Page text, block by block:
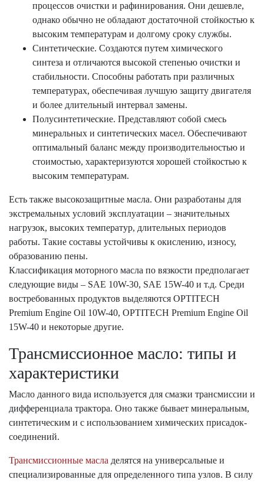
процессов очистки и рафинирования. Они дешевле,
однако обычно не обладают достаточной стойкостью к
высоким температурам и долгому сроку службы.
Синтетические. Создаются путем химического
синтеза и отличаются высокой степенью очистки и
стабильности. Способны работать при различных
температурах, обеспечивая лучшую защиту двигателя
и более длительный интервал замены.
Полусинтетические. Представляют собой смесь
минеральных и синтетических масел. Обеспечивают
оптимальный баланс между производительностью и
стоимостью, характеризуются хорошей стойкостью к
высоким температурам.
Есть также высокозащитные масла. Они разработаны для
экстремальных условий эксплуатации – значительных
нагрузок, высоких температур, длительных периодов
работы. Такие составы устойчивы к окислению, износу,
образованию пены.
Классификация моторного масла по вязкости предполагает
следующие виды – SAE 10W-30, SAE 15W-40 и т.д. Среди
востребованных продуктов выделяются OPTITECH
Premium Engine Oil 10W-40, OPTITECH Premium Engine Oil
15W-40 и некоторые другие.
Трансмиссионное масло: типы и
характеристики
Масло данного вида используется для смазки трансмиссии и
дифференциала трактора. Оно также бывает минеральным,
синтетическим и с использованием химических присадок-
соединений.
Трансмиссионные масла делятся на универсальные и
специализированные для определенного типа узлов. В силу